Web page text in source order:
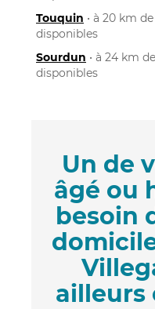
Touquin • à 20 km
disponibles
Sourdun • à 24 km
disponibles
Un de
âgé ou
besoin
ailleurs